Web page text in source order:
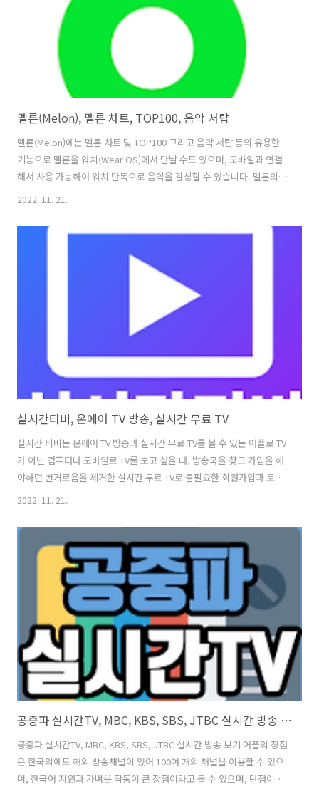
멜론(Melon), 멜론 차트, TOP100, 음악 서랍
멜론(Melon)에는 멜론 차트 및 TOP100 그리고 음악 서랍 등의 유용한
기능으로 멜론을 워치(Wear OS)에서 만날 수도 있으며, 모바일과 연결
해서 사용 가능하여 워치 단독으로 음악을 감상할 수 있습니다. 멜론의
에 볼 수 있는 공간입니다. 또, 음악 방송을 통해 오디오, 영상, 매거진 등
그 기반으로 손쉽게 검색할 수 있고, 다양한 메뉴의 바로가기가 제공됩니
다. 음악서랍에는 최애곡들만 모아 내 음악 서랍에 담고, 좋아하는 음악
들로 플레이 리스트를 만들고 관리할 수 있습니다. 1. 멜론..
2022. 11. 21.
실시간티비, 온에어 TV 방송, 실시간 무료 TV
실시간 티비는 온에어 TV 방송과 실시간 무료 TV를 볼 수 있는 어플로 TV
가 아닌 컴퓨터나 모바일로 TV를 보고 싶을 때, 방송국을 찾고 가입을 해
야하던 번거로움을 제거한 실시간 무료 TV로 불필요한 회원가입과 로그
인 없이 터치 몇 번으로 쉽고 빠르게 실시간 TV 시청이 가능합니다. 실시
송국을 선택하시면 실시간 TV부터 영화, 예능, 애니까지 여러 방송을 감
상하실 수 있습니다. 역시나 간단한 주요 기능은 회원가입 없이 무료로
채널 시청 가능 그리고 다양한 지상파, 종편, 케이블 채널 시청 가능하다
는 부분과 즐겨찾기 채널 기능과 전체 화면 모드로 채널 시청 가능하다는
장점외에도 동영상 플레이어같은 좌우 제스처로 볼륨, 화면 밝기..
2022. 11. 21.
공중파 실시간TV, MBC, KBS, SBS, JTBC 실시간 방송 보기
공중파 실시간TV, MBC, KBS, SBS, JTBC 실시간 방송 보기 어플의 장점
은 한국외에도 해외 방송채널이 있어 100여 개의 채널을 이용할 수 있으
며, 한국어 지원과 가벼운 작동이 큰 장점이라고 볼 수 있으며, 단점이라